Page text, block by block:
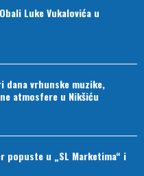
Luke Vukalovića u
dana vrhunske muzike,
atmosfere u Nikšiću
popuste u „SL Marketima“ i